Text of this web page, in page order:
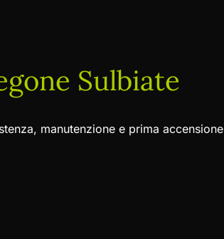
Sulbiate
manutenzione e prima accensione